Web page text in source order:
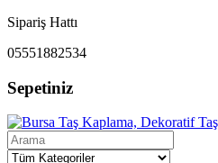
Sipariş Hattı
05551882534
Sepetiniz